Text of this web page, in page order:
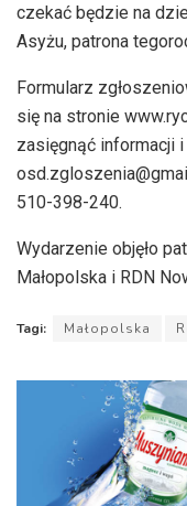
czekać będzie na
Asyżu, patrona
Formularz
się na stronie
zasięgnąć informacji
510-398-240.
Wydarzenie objęło
Małopolska i RDN
Tagi: Małopolska